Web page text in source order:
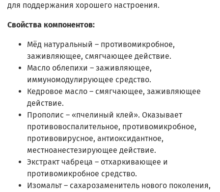
для поддержания хорошего настроения.
Свойства компонентов:
Мёд натуральный – противомикробное,
заживляющее, смягчающее действие.
Масло облепихи – заживляющее,
иммуномодулирующее средство.
Кедровое масло – смягчающее, заживляющее
действие.
Прополис – «пчелиный клей». Оказывает
противовоспалительное, противомикробное,
противовирусное, антиоксидантное,
местноанестезирующее действие.
Экстракт чабреца – отхаркивающее и
противомикробное средство.
Изомальт – сахарозаменитель нового поколения,